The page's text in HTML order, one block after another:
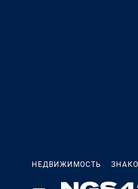
НЕДВИЖИМОСТЬ